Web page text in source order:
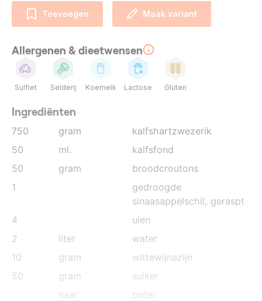
Toevoegen Maak variant
Allergenen & dieetwensen
Sulfiet Selderij Koemelk Lactose Gluten
Ingrediënten
750 gram
kalfshartzwezerik
50
ml.
kalfsfond
50
gram
broodcroutons
1
gedroogde
sinaasappelschil, geraspt
4
uien
2
liter
water
10
gram
wittewijnazijn
50
gram
suiker
naar
boter